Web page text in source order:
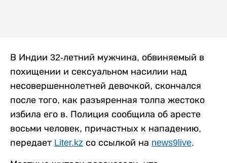
В Индии 32-летний мужчина, обвиняемый в
похищении и сексуальном насилии над
несовершеннолетней девочкой, скончался
после того, как разъяренная толпа жестоко
избила его в. Полиция сообщила об аресте
восьми человек, причастных к нападению,
передает Liter.kz со ссылкой на news9live.